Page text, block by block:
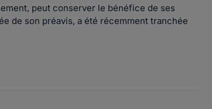
peut conserver le bénéfice de ses
de son préavis, a été récemment tranchée